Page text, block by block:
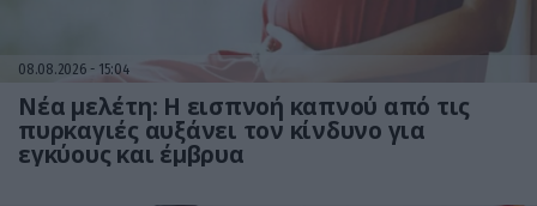
08.08.2026 15:04
Νέα μελέτη: Η εισπνοή καπνού από τις
πυρκαγιές αυξάνει τον κίνδυνο για
εγκύους και έμβρυα